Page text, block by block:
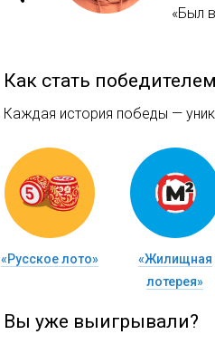
«Был
Как стать
Каждая история победы —
«Русское лото»
«Жилищная
лотерея»
Вы уже выигрывали?